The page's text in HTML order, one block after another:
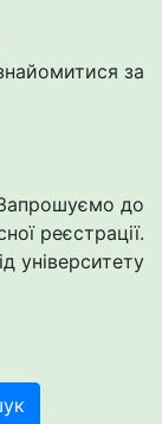
за
до
реєстрації.
університету